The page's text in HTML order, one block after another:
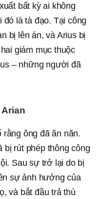
bất kỳ ai không
là tà đạo. Tại công
bị lên án, và Arius bị
giám mục thuộc
– những người đã
rằng ông đã ăn năn.
bị rút phép thông công
Sau sự trở lại do bị
sự ảnh hưởng của
và bắt đầu trả thù